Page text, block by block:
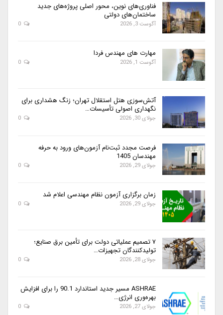
فناوری‌های نوین، محور اصلی پروژه‌های جدید
ساختمان‌های دولتی
آگوست 3, 2026
مهارت های مهندس فردا
آگوست 1, 2026
آتش‌سوزی هتل استقلال تهران؛ زنگ هشداری برای
نگهداری اصولی تأسیسات…
جولای 30, 2026
فرصت مجدد ثبت‌نام آزمون‌های ورود به حرفه
مهندسان 1405
جولای 29, 2026
زمان برگزاری آزمون نظام مهندسی اعلام شد
جولای 29, 2026
۷ تصمیم عملیاتی دولت برای تأمین برق صنایع؛
تولیدکنندگان تجهیزات…
جولای 28, 2026
ASHRAE مسیر جدید استاندارد 90.1 را برای افزایش
بهره‌وری انرژی…
جولای 27, 2026